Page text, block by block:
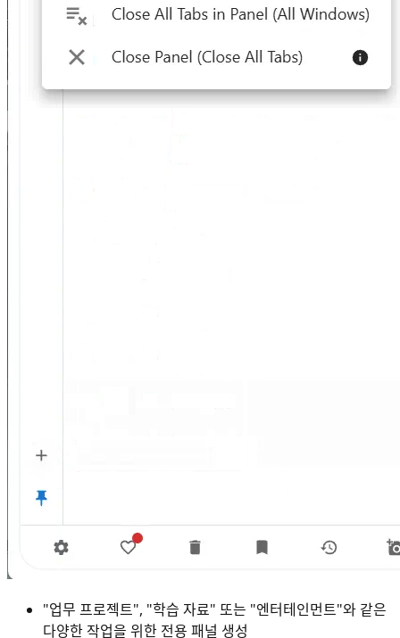
"업무 프로젝트", "학습 자료" 또는 "엔터테인먼트"와 같은
다양한 작업을 위한 전용 패널 생성